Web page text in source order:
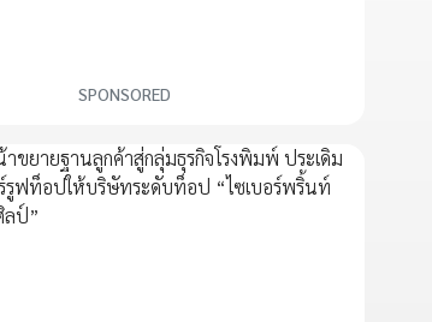
SPONSORED